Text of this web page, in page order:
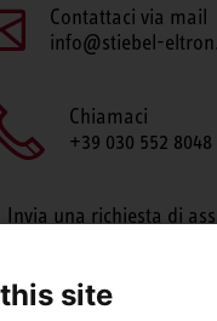
Contattaci via mail
info@stiebel-
Chiamaci
+39 030 552 8048
Invia una richiesta di
site